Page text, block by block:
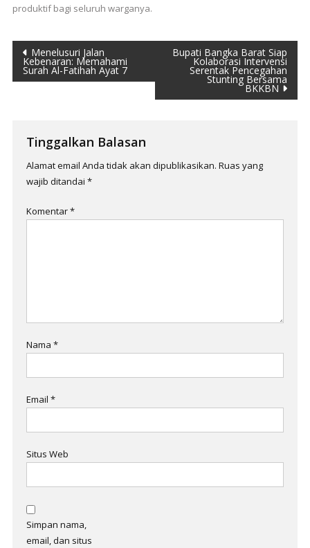
produktif bagi seluruh warganya.
Navigasi
pos
Menelusuri Jalan
Kebenaran: Memahami
Surah Al-Fatihah Ayat 7
Bupati Bangka Barat Siap
Kolaborasi Intervensi
Serentak Pencegahan
Stunting Bersama
BKKBN
Tinggalkan Balasan
Alamat email Anda tidak akan dipublikasikan. Ruas yang
wajib ditandai *
Komentar*
Nama *
Email *
Situs Web
Simpan nama,
email, dan situs